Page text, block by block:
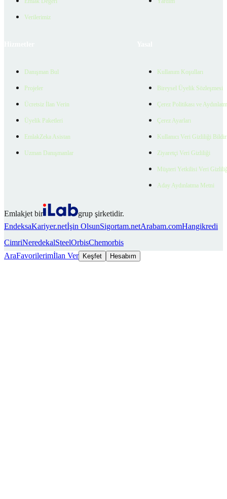
Verilerimiz
Danışman Bul
Projeler
Ücretsiz İlan Verin
Üyelik Paketleri
EmlakZeka Asistan
Uzman Danışmanlar
Kullanım Koşulları
Bireysel Üyelik Sözleşmesi
Çerez Politikası ve
Çerez Ayarları
Kullanıcı Veri Gizliliği
Ziyaretçi Veri Gizliliği
Müşteri Yetkilisi Veri
Aday Aydınlatma Metni
Emlakjet bir
grup şirketidir.
EndeksaKariyer.netİşin OlsunSigortam.netArabam.comHangikredi
CimriNeredekalSteelOrbisChemorbis
AraFavorilerimİlan Ver Keşfet Hesabım